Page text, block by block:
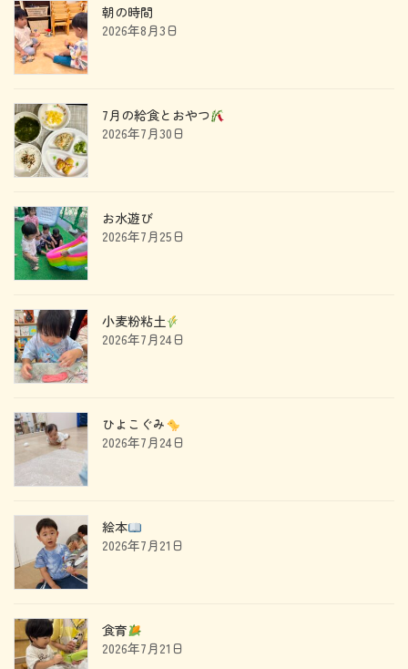
朝の時間
2026年8月3日
7月の給食とおやつ
2026年7月30日
お水遊び
2026年7月25日
小麦粉粘土
2026年7月24日
ひよこぐみ
2026年7月24日
絵本
2026年7月21日
食育
2026年7月21日